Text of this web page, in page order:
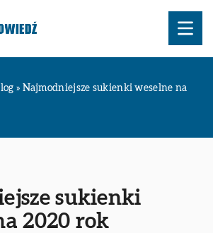
» Najmodniejsze sukienki weselne na
sukienki
2020 rok